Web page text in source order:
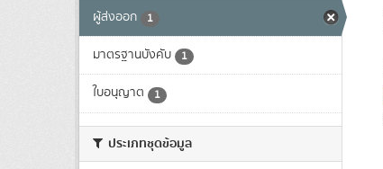
ผู้ส่งออก 1
มาตรฐานบังคับ 1
ใบอนุญาต 1
ประเภทชุดข้อมูล